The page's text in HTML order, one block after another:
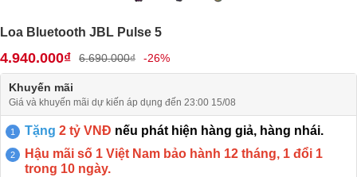
Loa Bluetooth JBL Pulse 5
4.940.000₫ 6.690.000₫ -26%
Khuyến mãi
Giá và khuyến mãi dự kiến áp dụng đến 23:00 15/08
Tặng 2 tỷ VNĐ nếu phát hiện hàng giả, hàng nhái.
Hậu mãi số 1 Việt Nam bảo hành 12 tháng, 1 đổi 1
trong 10 ngày.